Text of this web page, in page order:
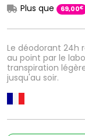
Le déodorant 24h
au point par le
transpiration
jusqu'au soir.
Plus que
69,00€